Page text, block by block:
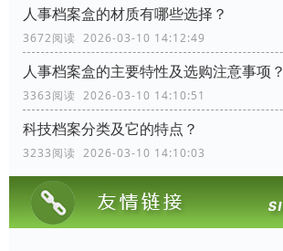
人事档案盒的材质有哪些选择？
3672阅读 2026-03-10 14:12:49
人事档案盒的主要特性及选购注意事项？
3363阅读 2026-03-10 14:10:51
科技档案分类及它的特点？
3233阅读 2026-03-10 14:10:03